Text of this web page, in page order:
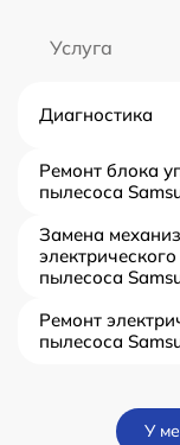
Услуга
Диагностика
Ремонт блока
пылесоса
Замена
пылесоса
Ремонт
пылесоса
У